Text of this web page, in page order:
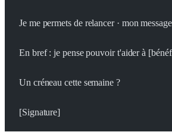
Je me permets de relancer · mon
En bref : je pense pouvoir t'aider à
Un créneau cette semaine ?
[Signature]